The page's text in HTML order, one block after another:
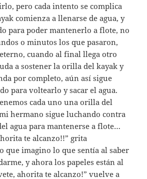
pero cada intento se complica
comienza a llenarse de agua, y
para poder mantenerlo a flote, no
o minutos los que pasaron,
cuando al final llega otro
a sostener la orilla del kayak y
por completo, aún así sigue
para voltearlo y sacar el agua.
cada uno una orilla del
hermano sigue luchando contra
agua para mantenerse a flote…
te alcanzo!!” grita
que imagino lo que sentía al saber
y ahora los papeles están al
ahorita te alcanzo!” vuelve a